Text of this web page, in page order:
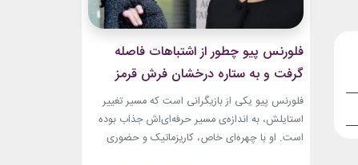
فلورنس پیو چطور از اشتباهات فاصله
گرفت و به ستاره درخشان فرش قرمز
تبدیل شد؟
فلورنس پیو یکی از بازیگرانی است که مسیر تغییر
استایلش، به اندازه‌ی مسیر حرفه‌ای‌اش جذاب بوده
است. او با چهره‌ای خاص، کاریزماتیک و حضوری